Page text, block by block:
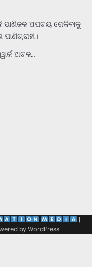
ପାଣିଜଳ ଅପଚୟ ରୋକିବାକୁ
ଅଚଳ…
|
byWordPress.